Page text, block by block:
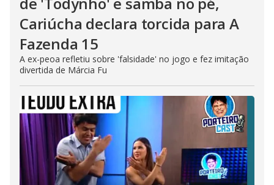
Cariúcha declara torcida para A
Fazenda 15
A ex-peoa refletiu sobre 'falsidade' no jogo e fez imitação
divertida de Márcia Fu